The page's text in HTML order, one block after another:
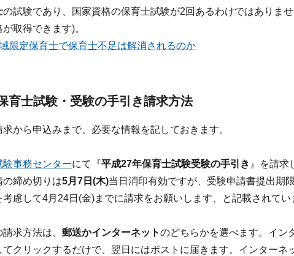
の試験であり、国家資格の保育士試験が2回あるわけではありま
取得できます)。
限定保育士で保育士不足は解消されるのか
育士試験・受験の手引き請求方法
から申込みまで、必要な情報を記しておきます。
験事務センターにて『平成27年保育士試験受験の手引き 』を請求
締め切りは5月7日(木)当日消印有効ですが、受験申請書提出期
慮して4月24日(金)までに請求をお願いします、と記載されてい
求方法は、 郵送かインターネットのどちらかを選べます。イン
てクリックするだけで、翌日にはポストに届きます。インターネ